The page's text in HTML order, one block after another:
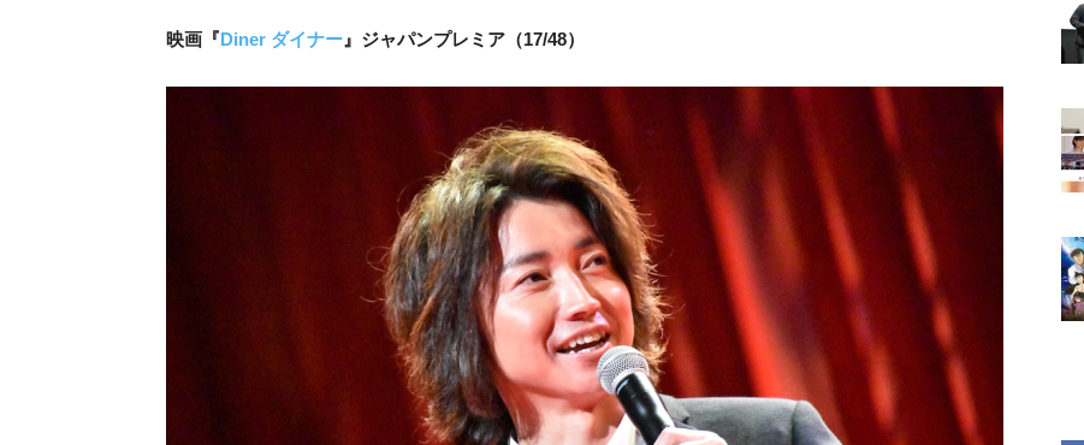
映画『Diner ダイナー 』ジャパンプレミア（17/48）